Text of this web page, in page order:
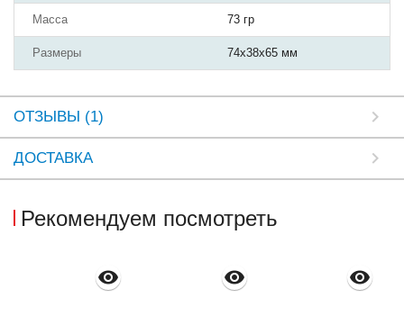
Масса 73 гр
Размеры 74х38х65 мм
ОТЗЫВЫ (1)
ДОСТАВКА
Рекомендуем посмотреть